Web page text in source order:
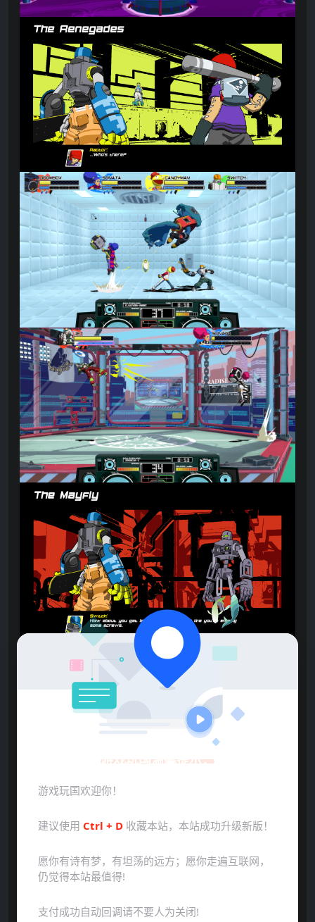
游戏玩国温馨提示：
游戏玩国欢迎你！
建议使用 Ctrl + D 收藏本站，本站成功升级新版！
愿你有诗有梦，有坦荡的远方；愿你走遍互联网，
仍觉得本站最值得!
支付成功自动回调请不要人为关闭!